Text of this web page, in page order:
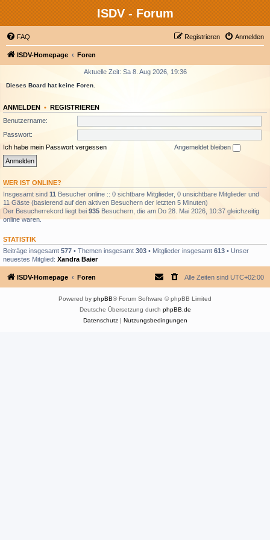
ISDV - Forum
FAQ Anmelden
Registrieren
ISDV-Homepage Foren
Aktuelle Zeit: Sa 8. Aug 2026, 19:36
Dieses Board hat keine Foren.
ANMELDEN • REGISTRIEREN
Benutzername:
Passwort:
Ich habe mein Passwort vergessen
Angemeldet bleiben
WER IST ONLINE?
Insgesamt sind 11 Besucher online :: 0 sichtbare Mitglieder, 0 unsichtbare Mitglieder und
11 Gäste (basierend auf den aktiven Besuchern der letzten 5 Minuten)
Der Besucherrekord liegt bei 935 Besuchern, die am Do 28. Mai 2026, 10:37 gleichzeitig
online waren.
STATISTIK
Beiträge insgesamt 577 • Themen insgesamt 303 • Mitglieder insgesamt 613 • Unser
neuestes Mitglied: Xandra Baier
ISDV-Homepage Foren Alle Zeiten sind UTC+02:00
Powered by phpBB® Forum Software © phpBB Limited
Deutsche Übersetzung durch phpBB.de
Datenschutz| Nutzungsbedingungen